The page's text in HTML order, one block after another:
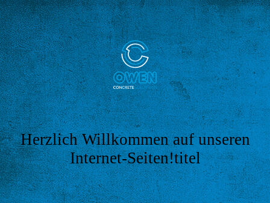
Herzlich Willkommen auf unseren
Internet-Seiten!titel